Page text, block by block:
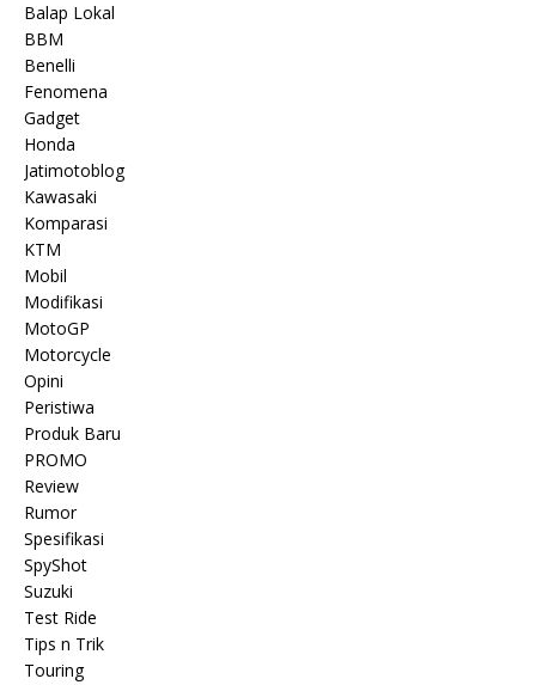
Balap Lokal
BBM
Benelli
Fenomena
Gadget
Honda
Jatimotoblog
Kawasaki
Komparasi
KTM
Mobil
Modifikasi
MotoGP
Motorcycle
Opini
Peristiwa
Produk Baru
PROMO
Review
Rumor
Spesifikasi
SpyShot
Suzuki
Test Ride
Tips n Trik
Touring